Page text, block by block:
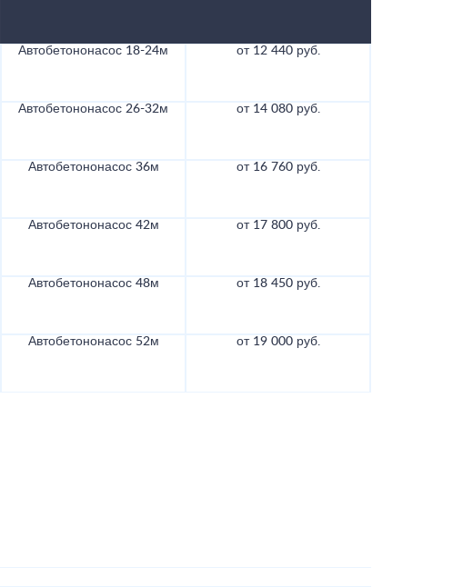
Автобетононасос 18-24м от 12 440 руб.
Автобетононасос 26-32м от 14 080 руб.
Автобетононасос 36м от 16 760 руб.
Автобетононасос 42м от 17 800 руб.
Автобетононасос 48м от 18 450 руб.
Автобетононасос 52м от 19 000 руб.